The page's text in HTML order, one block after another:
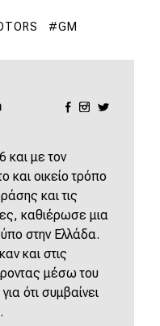
GM
και με τον
και οικείο τρόπο
και τις
καθιέρωσε μια
στην Ελλάδα.
και στις
μέσω του
ότι συμβαίνει